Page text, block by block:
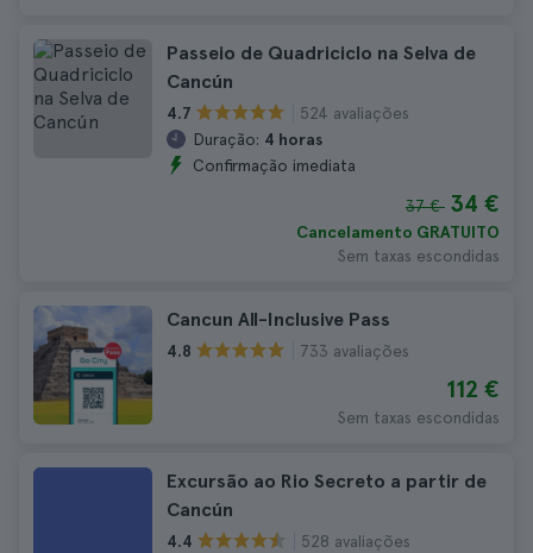
Passeio de Quadriciclo na Selva de
Cancún
4.7
524 avaliações
Duração: 4 horas
Confirmação imediata
37 € 34 €
Cancelamento GRATUITO
Sem taxas escondidas
Cancun All-Inclusive Pass
4.8 733 avaliações
112 €
Sem taxas escondidas
Excursão ao Rio Secreto a partir de
Cancún
4.4
528 avaliações